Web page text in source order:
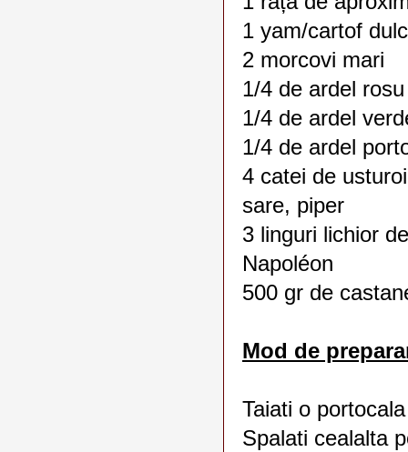
1 yam/cartof
2 morcovi mari
1/4 de ardel rosu
1/4 de ardel
1/4 de ardel
4 catei de usturoi
sare, piper
3 linguri lichior
Napoléon
500 gr de
Mod de
Taiati o
Spalati cealalta